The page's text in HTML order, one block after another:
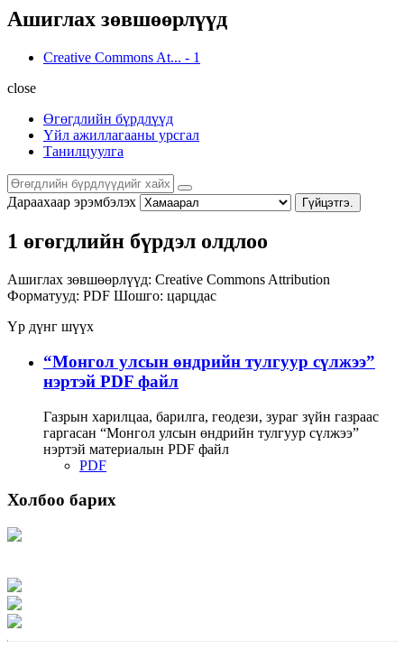
Ашиглах зөвшөөрлүүд
Creative Commons At... - 1
close
Өгөгдлийн бүрдлүүд
Үйл ажиллагааны урсгал
Танилцуулга
Дараахаар эрэмбэлэх Гүйцэтгэ.
1 өгөгдлийн бүрдэл олдлоо
Ашиглах зөвшөөрлүүд: Creative Commons Attribution
Форматууд: PDF Шошго: царцдас
Үр дүнг шүүх
“Монгол улсын өндрийн тулгуур сүлжээ”
нэртэй PDF файл
Газрын харилцаа, барилга, геодези, зураг зүйн газраас
гаргасан “Монгол улсын өндрийн тулгуур сүлжээ”
нэртэй материалын PDF файл
PDF
Холбоо барих